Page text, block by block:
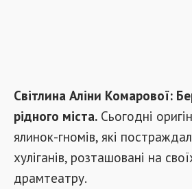
Світлина Аліни Комарової:
рідного міста. Сьогодні
ялинок-гномів, які
хуліганів, розташовані на
драмтеатру.